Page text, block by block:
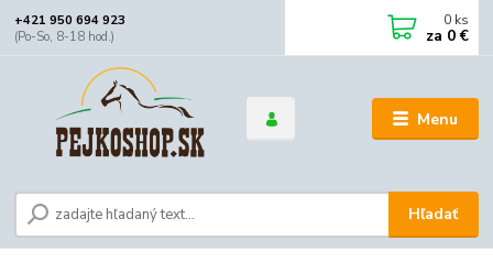
Menu
Hľadať
+421 950 694 923
(Po-So, 8-18 hod.)
0 ks
za 0 €